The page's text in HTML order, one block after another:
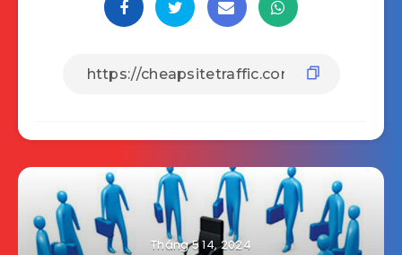
Tháng 5 14, 2024